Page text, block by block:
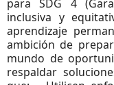
para SDG 4
inclusiva y
aprendizaje
ambición de
mundo de
respaldar